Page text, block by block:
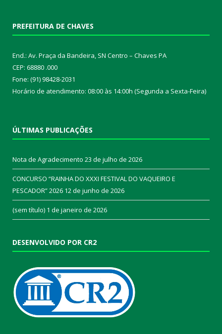
PREFEITURA DE CHAVES
End.: Av. Praça da Bandeira, SN Centro – Chaves PA
CEP: 68880 .000
Fone: (91) 98428-2031
Horário de atendimento: 08:00 às 14:00h (Segunda a Sexta-Feira)
ÚLTIMAS PUBLICAÇÕES
Nota de Agradecimento 23 de julho de 2026
CONCURSO “RAINHA DO XXXI FESTIVAL DO VAQUEIRO E
PESCADOR” 2026 12 de junho de 2026
(sem título) 1 de janeiro de 2026
DESENVOLVIDO POR CR2